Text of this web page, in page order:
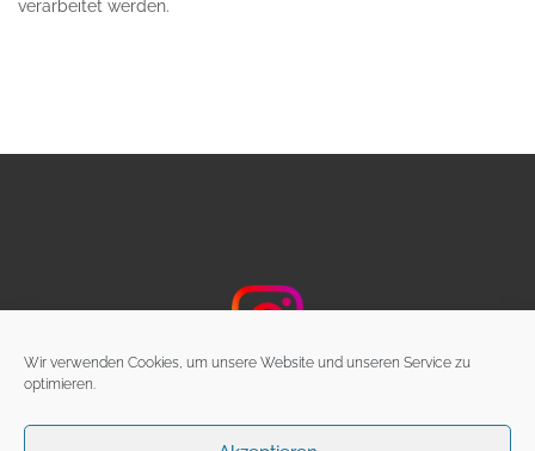
Wir verwenden Cookies, um unsere Website und unseren Service zu
optimieren.
verarbeitet werden.